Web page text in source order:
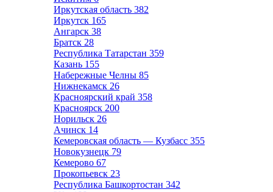
Иркутская область 382
Иркутск 165
Ангарск 38
Братск 28
Республика Татарстан 359
Казань 155
Набережные Челны 85
Нижнекамск 26
Красноярский край 358
Красноярск 200
Норильск 26
Ачинск 14
Кемеровская область — Кузбасс 355
Новокузнецк 79
Кемерово 67
Прокопьевск 23
Республика Башкортостан 342